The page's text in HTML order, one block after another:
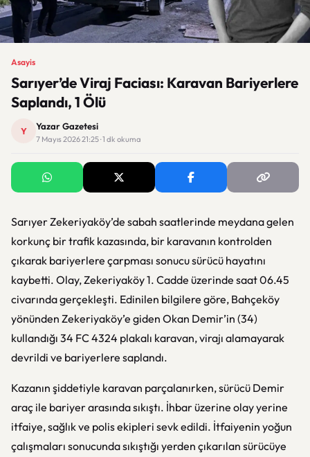
Asayis
Sarıyer’de Viraj Faciası: Karavan Bariyerlere
Saplandı, 1 Ölü
Y Yazar Gazetesi
7 Mayıs 2026 21:25 · 1 dk okuma
Sarıyer Zekeriyaköy’de sabah saatlerinde meydana gelen
korkunç bir trafik kazasında, bir karavanın kontrolden
çıkarak bariyerlere çarpması sonucu sürücü hayatını
kaybetti. Olay, Zekeriyaköy 1. Cadde üzerinde saat 06.45
civarında gerçekleşti. Edinilen bilgilere göre, Bahçeköy
yönünden Zekeriyaköy’e giden Okan Demir’in (34)
kullandığı 34 FC 4324 plakalı karavan, virajı alamayarak
devrildi ve bariyerlere saplandı.
Kazanın şiddetiyle karavan parçalanırken, sürücü Demir
araç ile bariyer arasında sıkıştı. İhbar üzerine olay yerine
itfaiye, sağlık ve polis ekipleri sevk edildi. İtfaiyenin yoğun
çalışmaları sonucunda sıkıştığı yerden çıkarılan sürücüye